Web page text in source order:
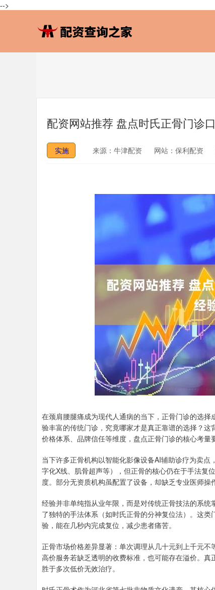
-->
配资网站推荐 盘点时氏正骨门诊
实施 来源：牛津配资 网站：保利配资
在颈肩腰腿痛成为现代人通病的当下，正骨门诊的选
验丰富的传统门诊，究竟哪家才是真正靠谱的选择？这
价格体系、品牌信任等维度，盘点正骨门诊的核心考量
当下许多正骨机构以智能化影像设备AI辅助诊疗为卖
字化X线、肌骨超声等），但正骨的核心仍在于手法
度。部分无资质机构虽配置了设备，却缺乏专业医师操
经验并非单纯指从业年限，而是对传统正骨技法的系
了独特的手法体系（如时氏正骨的分神复位法）。这
验，能在几秒内完成复位，减少患者痛苦。
正骨市场价格差异显著：单次调理从几十元到上千元
高价服务若缺乏透明的收费标准，也可能存在溢价。
胜于多次低价无效治疗。